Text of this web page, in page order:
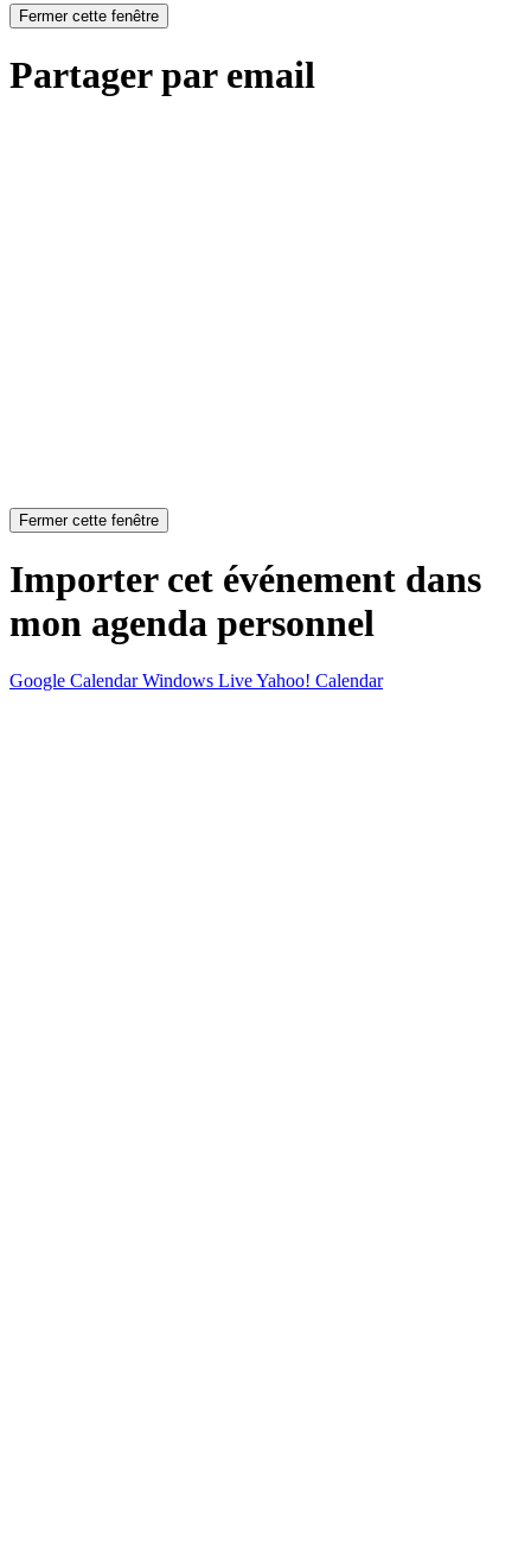
Fermer cette fenêtre
Partager par email
Fermer cette fenêtre
Importer cet événement dans
mon agenda personnel
Google Calendar Windows LiveYahoo! Calendar